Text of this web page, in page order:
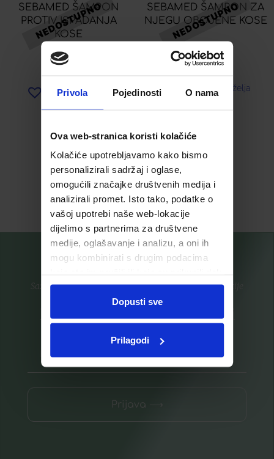
Privola Pojedinosti O nama
Ova web-stranica koristi kolačiće
Kolačiće upotrebljavamo kako bismo
personalizirali sadržaj i oglase,
omogućili značajke društvenih medija i
analizirali promet. Isto tako, podatke o
vašoj upotrebi naše web-lokacije
dijelimo s partnerima za društvene
medije, oglašavanje i analizu, a oni ih
mogu kombinirati s drugim podacima
ste upotrebljavali njihove usluge.
Dopusti sve
Prilagodi
SEBAMED ŠAMPON
PROTIV ISPADANJA
KOSE
5,18
Dodaj u listu želja
SEBAMED ŠAMPON ZA
NJEGU OBOJENE KOSE
5,18 €
Dodaj u listu želja
1 2 →
Saznajte prvi za nove proizvode i ekskluzivne promocije
Prijavite se na listu za novosti
Prijava ⟶